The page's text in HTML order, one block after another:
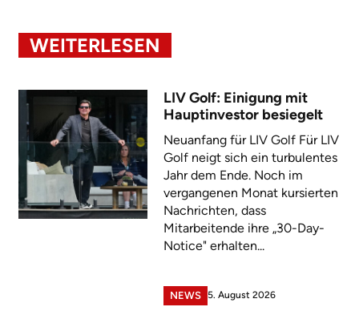
WEITERLESEN
LIV Golf: Einigung mit
Hauptinvestor besiegelt
Neuanfang für LIV Golf Für LIV
Golf neigt sich ein turbulentes
Jahr dem Ende. Noch im
vergangenen Monat kursierten
Nachrichten, dass
Mitarbeitende ihre „30-Day-
Notice" erhalten...
NEWS 5. August 2026